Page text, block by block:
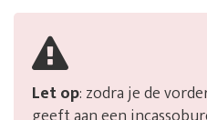
Let op: zodra je de